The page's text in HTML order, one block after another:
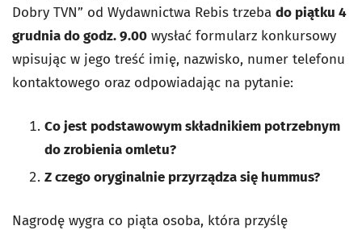
Dobry TVN” od Wydawnictwa Rebis trzeba do piątku 4
grudnia do godz. 9.00 wysłać formularz konkursowy
wpisując w jego treść imię, nazwisko, numer telefonu
kontaktowego oraz odpowiadając na pytanie:
Co jest podstawowym składnikiem potrzebnym
do zrobienia omletu?
Z czego oryginalnie przyrządza się hummus?
Nagrodę wygra co piąta osoba, która przyślę